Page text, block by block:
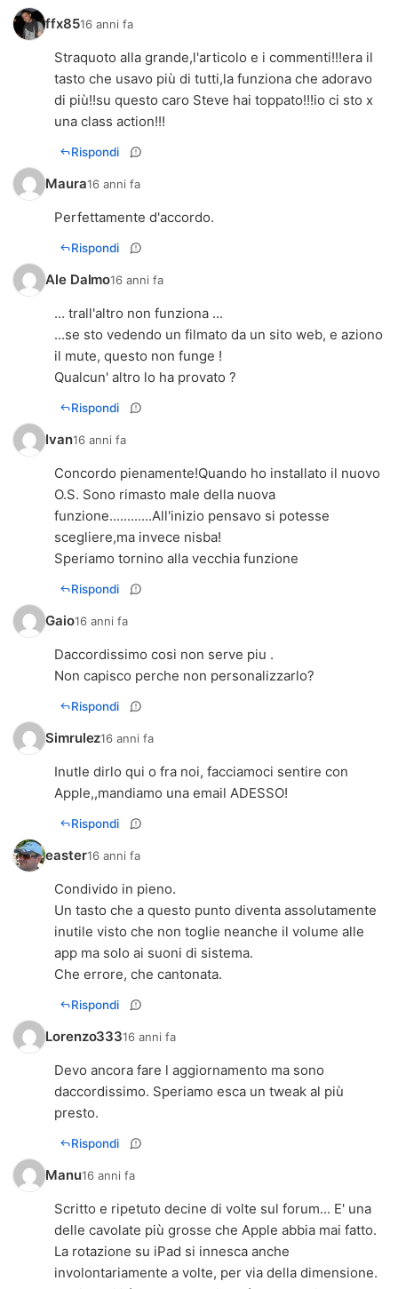
ffx8516 anni fa
Straquoto alla grande,l'articolo e i commenti!!!era il
tasto che usavo più di tutti,la funziona che adoravo
di più!!su questo caro Steve hai toppato!!!io ci sto x
una class action!!!
Rispondi
Maura16 anni fa
Perfettamente d'accordo.
Rispondi
Ale Dalmo16 anni fa
... trall'altro non funziona ...
...se sto vedendo un filmato da un sito web, e aziono
il mute, questo non funge !
Qualcun' altro lo ha provato ?
Rispondi
Ivan16 anni fa
Concordo pienamente!Quando ho installato il nuovo
O.S. Sono rimasto male della nuova
funzione............All'inizio pensavo si potesse
scegliere,ma invece nisba!
Speriamo tornino alla vecchia funzione
Rispondi
Gaio16 anni fa
Daccordissimo cosi non serve piu .
Non capisco perche non personalizzarlo?
Rispondi
Simrulez16 anni fa
Inutle dirlo qui o fra noi, facciamoci sentire con
Apple,,mandiamo una email ADESSO!
Rispondi
easter16 anni fa
Condivido in pieno.
Un tasto che a questo punto diventa assolutamente
inutile visto che non toglie neanche il volume alle
app ma solo ai suoni di sistema.
Che errore, che cantonata.
Rispondi
Lorenzo33316 anni fa
Devo ancora fare l aggiornamento ma sono
daccordissimo. Speriamo esca un tweak al più
presto.
Rispondi
Manu16 anni fa
Scritto e ripetuto decine di volte sul forum... E' una
delle cavolate più grosse che Apple abbia mai fatto.
La rotazione su iPad si innesca anche
involontariamente a volte, per via della dimensione.